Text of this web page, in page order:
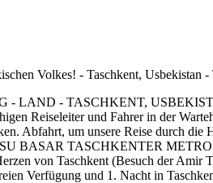
- LAND - TASCHKENT,
Reiseleiter und Fahrer in der
Abfahrt, um unsere Reise durch
BASAR TASCHKENTER METRO
von Taschkent (Besuch der Amir
Verfügung und 1. Nacht in